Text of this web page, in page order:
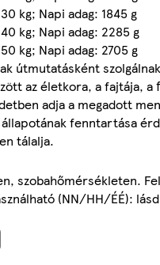
kg; Napi adag: 1845 g
kg; Napi adag: 2285 g
kg; Napi adag: 2705 g
útmutatásként
az életkora, a fajtája, a
adja a megadott
fenntartása
tálalja.
szobahőmérsékleten.
(NN/HH/ÉÉ):